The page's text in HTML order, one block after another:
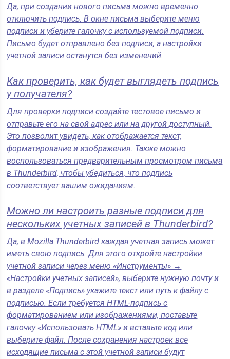
Да, при создании нового письма можно временно
отключить подпись. В окне письма выберите меню
подписи и уберите галочку с используемой подписи.
Письмо будет отправлено без подписи, а настройки
учетной записи останутся без изменений.
Как проверить, как будет выглядеть подпись
у получателя?
Для проверки подписи создайте тестовое письмо и
отправьте его на свой адрес или на другой доступный.
Это позволит увидеть, как отображается текст,
форматирование и изображения. Также можно
воспользоваться предварительным просмотром письма
в Thunderbird, чтобы убедиться, что подпись
соответствует вашим ожиданиям.
Можно ли настроить разные подписи для
нескольких учетных записей в Thunderbird?
Да, в Mozilla Thunderbird каждая учетная запись может
иметь свою подпись. Для этого откройте настройки
учетной записи через меню «Инструменты» →
«Настройки учетных записей», выберите нужную почту и
в разделе «Подпись» укажите текст или путь к файлу с
подписью. Если требуется HTML-подпись с
форматированием или изображениями, поставьте
галочку «Использовать HTML» и вставьте код или
выберите файл. После сохранения настроек все
исходящие письма с этой учетной записи будут